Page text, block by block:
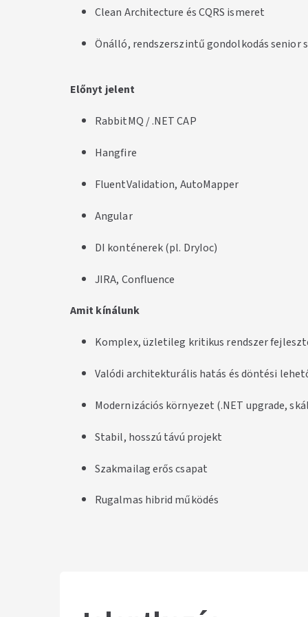
Clean Architecture és CQRS ismeret
Önálló, rendszerszintű gondolkodás senior
Előnyt jelent
RabbitMQ / .NET CAP
Hangfire
FluentValidation, AutoMapper
Angular
DI konténerek (pl. DryIoc)
JIRA, Confluence
Amit kínálunk
Komplex, üzletileg kritikus rendszer
Valódi architekturális hatás és döntési
Modernizációs környezet (.NET upgrade,
Stabil, hosszú távú projekt
Szakmailag erős csapat
Rugalmas hibrid működés